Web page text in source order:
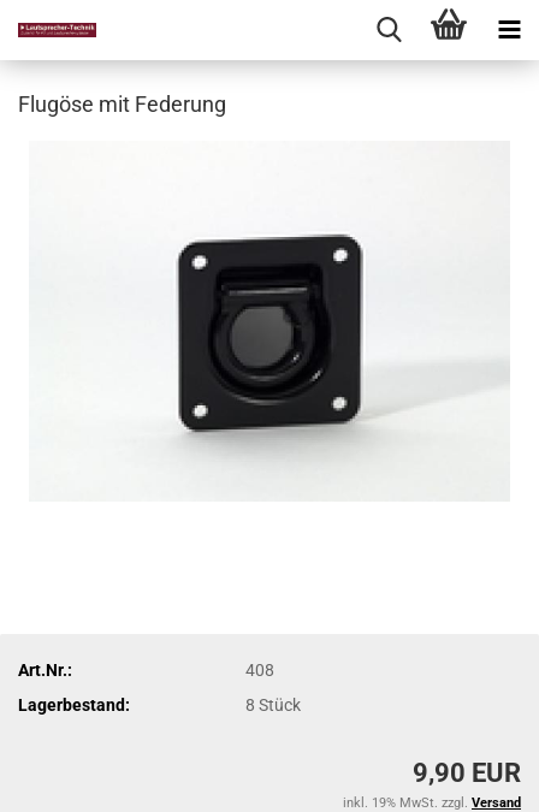
Flugöse mit Federung
Art.Nr.:
408
Lagerbestand:
8Stück
9,90 EUR
inkl. 19% MwSt. zzgl. Versand